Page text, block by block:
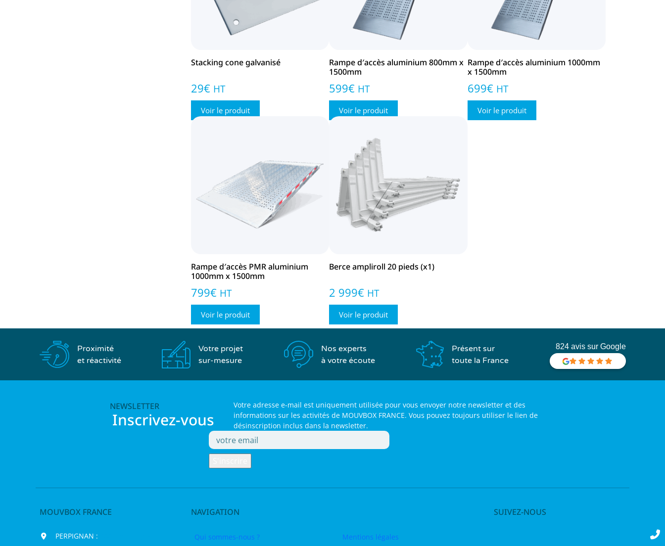
Stacking cone galvanisé
29€ HT
Voir le produit
Rampe d′accès aluminium 800mm x
1500mm
599€ HT
Voir le produit
Rampe d′accès aluminium 1000mm
x 1500mm
699€ HT
Voir le produit
Rampe d′accès PMR aluminium
1000mm x 1500mm
799€ HT
Voir le produit
Berce ampliroll 20 pieds (x1)
2 999€ HT
Voir le produit
Proximité
et réactivité
Votre projet
sur-mesure
Nos experts
à votre écoute
Présent sur
toute la France
824 avis sur Google
NEWSLETTER
Inscrivez-vous
Votre adresse e-mail est uniquement utilisée pour vous envoyer notre newsletter et des
informations sur les activités de MOUVBOX FRANCE. Vous pouvez toujours utiliser le lien de
désinscription inclus dans la newsletter.
MOUVBOX FRANCE
PERPIGNAN :
NAVIGATION
Qui sommes-nous ?
Mentions légales
SUIVEZ-NOUS